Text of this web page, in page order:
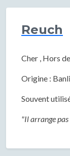
Reuch
Cher , Hors
Origine :
Souvent
"Il arrange